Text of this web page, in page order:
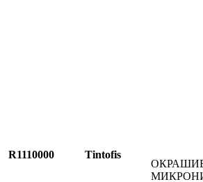
R1110000 Tintofis